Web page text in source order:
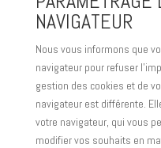
NAVIGATEUR
Nous vous informons que
navigateur pour refuser
gestion des cookies et de
navigateur est différente.
votre navigateur, qui vous
modifier vos souhaits en